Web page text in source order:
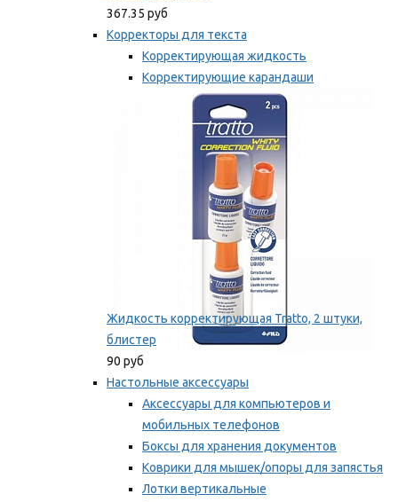
367.35 руб
Корректоры для текста
Корректирующая жидкость
Корректирующие карандаши
Корректирующие ленты
Мы рекомендуем
Жидкость корректирующая Tratto, 2 штуки,
блистер
90 руб
Настольные аксессуары
Аксессуары для компьютеров и
мобильных телефонов
Боксы для хранения документов
Коврики для мышек/опоры для запястья
Лотки вертикальные